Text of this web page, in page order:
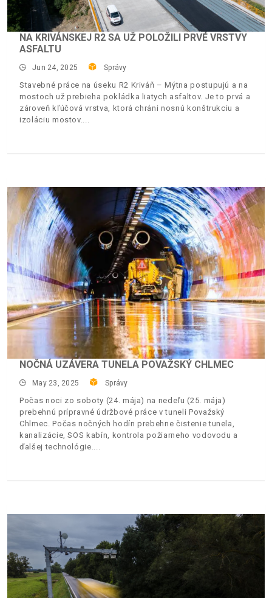
NA KRIVÁNSKEJ R2 SA UŽ POLOŽILI PRVÉ VRSTVY
ASFALTU
Jun 24, 2025 Správy
Stavebné práce na úseku R2 Kriváň – Mýtna postupujú a na
mostoch už prebieha pokládka liatych asfaltov. Je to prvá a
zároveň kľúčová vrstva, ktorá chráni nosnú konštrukciu a
izoláciu mostov.
NOČNÁ UZÁVERA TUNELA POVAŽSKÝ CHLMEC
May 23, 2025 Správy
Počas noci zo soboty (24. mája) na nedeľu (25. mája)
prebehnú prípravné údržbové práce v tuneli Považský
Chlmec. Počas nočných hodín prebehne čistenie tunela,
kanalizácie, SOS kabín, kontrola požiarneho vodovodu a
ďalšej technológie.